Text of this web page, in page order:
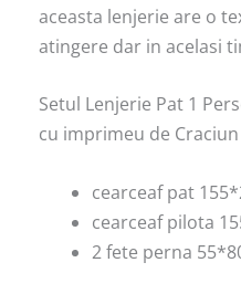
aceasta lenjerie are o
atingere dar in acelasi
Setul Lenjerie Pat 1
cu imprimeu de
cearceaf pat
cearceaf pilota
2 fete perna